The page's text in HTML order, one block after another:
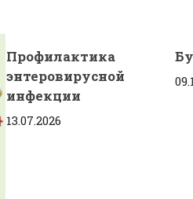
Профилактика
энтеровирусной
инфекции
13.07.2026